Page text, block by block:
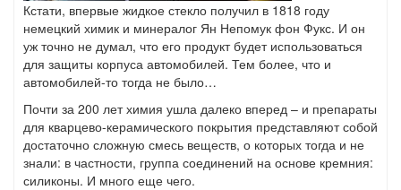
Кстати, впервые жидкое стекло получил в 1818 году
немецкий химик и минералог Ян Непомук фон Фукс. И он
уж точно не думал, что его продукт будет использоваться
для защиты корпуса автомобилей. Тем более, что и
автомобилей-то тогда не было…
Почти за 200 лет химия ушла далеко вперед – и препараты
для кварцево-керамического покрытия представляют собой
достаточно сложную смесь веществ, о которых тогда и не
знали: в частности, группа соединений на основе кремния:
силиконы. И много еще чего.